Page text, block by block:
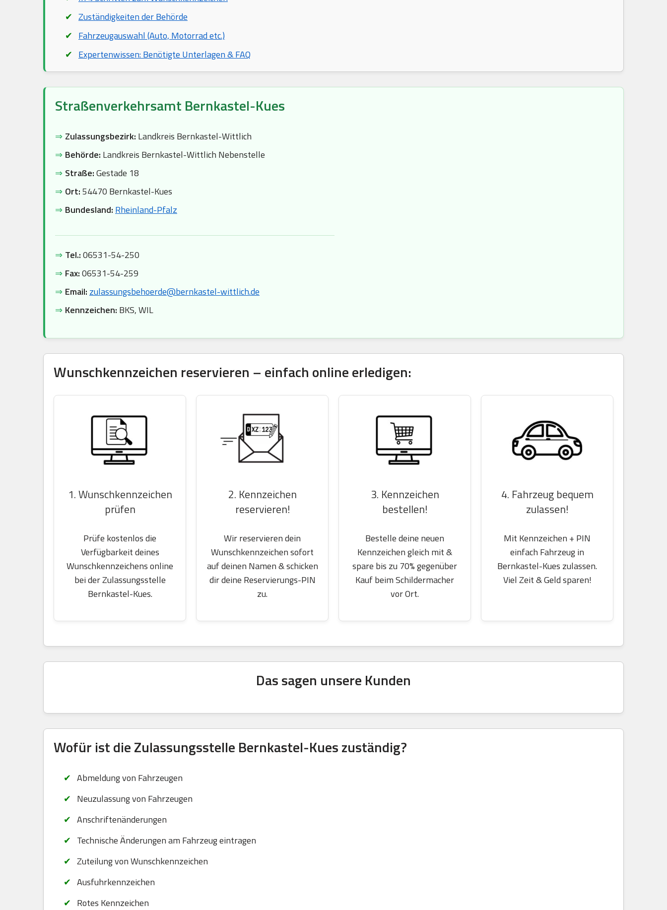
Zuständigkeiten der Behörde
Fahrzeugauswahl (Auto, Motorrad etc.)
Expertenwissen: Benötigte Unterlagen & FAQ
Straßenverkehrsamt Bernkastel-Kues
⇒ Zulassungsbezirk: Landkreis Bernkastel-Wittlich
⇒ Behörde: Landkreis Bernkastel-Wittlich Nebenstelle
⇒ Straße:Gestade 18
⇒ Ort:54470 Bernkastel-Kues
⇒ Bundesland: Rheinland-Pfalz
⇒ Tel.:06531-54-250
⇒ Fax:06531-54-259
⇒ Email: zulassungsbehoerde@bernkastel-wittlich.de
⇒ Kennzeichen: BKS, WIL
Wunschkennzeichen reservieren – einfach online erledigen:
1. Wunschkennzeichen
prüfen
Prüfe kostenlos die
Verfügbarkeit deines
Wunschkennzeichens online
bei der Zulassungsstelle
Bernkastel-Kues.
2. Kennzeichen
reservieren!
Wir reservieren dein
Wunschkennzeichen sofort
auf deinen Namen & schicken
dir deine Reservierungs-PIN
zu.
3. Kennzeichen
bestellen!
Bestelle deine neuen
Kennzeichen gleich mit &
spare bis zu 70% gegenüber
Kauf beim Schildermacher
vor Ort.
4. Fahrzeug bequem
zulassen!
Mit Kennzeichen + PIN
einfach Fahrzeug in
Bernkastel-Kues zulassen.
Viel Zeit & Geld sparen!
Das sagen unsere Kunden
Wofür ist die Zulassungsstelle Bernkastel-Kues zuständig?
Abmeldung von Fahrzeugen
Neuzulassung von Fahrzeugen
Anschriftenänderungen
Technische Änderungen am Fahrzeug eintragen
Zuteilung von Wunschkennzeichen
Ausfuhrkennzeichen
Rotes Kennzeichen